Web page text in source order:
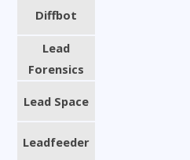
Diffbot
Lead
Forensics
Lead Space
Leadfeeder